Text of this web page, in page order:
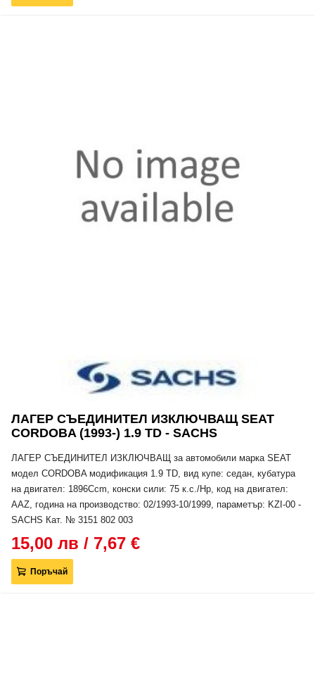
ЛАГЕР СЪЕДИНИТЕЛ ИЗКЛЮЧВАЩ SEAT
CORDOBA (1993-) 1.9 TD - SACHS
ЛАГЕР СЪЕДИНИТЕЛ ИЗКЛЮЧВАЩ за автомобили марка SEAT
модел CORDOBA модификация 1.9 TD, вид купе: седан, кубатура
на двигател: 1896Ccm, конски сили: 75 к.с./Hp, код на двигател:
AAZ, година на производство: 02/1993-10/1999, параметър: KZI-00 -
SACHS Кат. № 3151 802 003
15,00 лв / 7,67 €
Поръчай